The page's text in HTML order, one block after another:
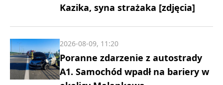
Kazika, syna strażaka [zdjęcia]
Poranne zdarzenie z autostrady
A1. Samochód wpadł na bariery w
2026-08-09, 11:20